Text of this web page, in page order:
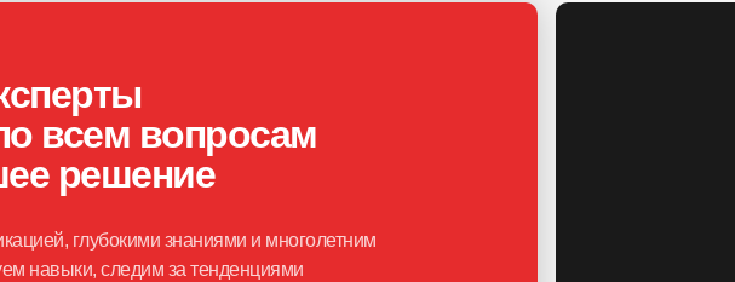
всем вопросам
решение
глубокими знаниями и многолетним
навыки, следим за тенденциями